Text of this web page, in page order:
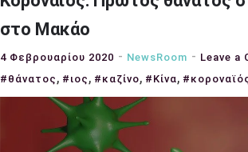
στο Μακάο
4 Φεβρουαρίου 2020 NewsRoom Leave a
#θάνατος , #ιος , #καζίνο, #Κίνα,